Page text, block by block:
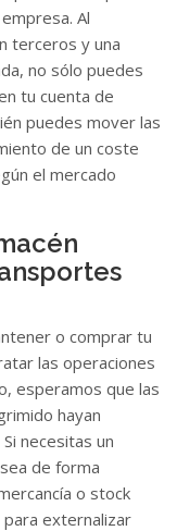
Al
terceros y una
no sólo puedes
tu cuenta de
puedes mover las
de un coste
el mercado
o comprar tu
las operaciones
esperamos que las
hayan
necesitas un
de forma
o stock
externalizar